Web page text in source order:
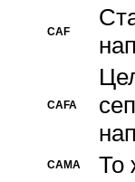
CAF
CAFA
CAMA То